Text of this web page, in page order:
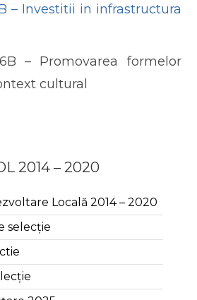
– Investitii in infrastructura
– Promovarea formelor
cultural
2014 – 2020
Locală 2014 – 2020
selecție